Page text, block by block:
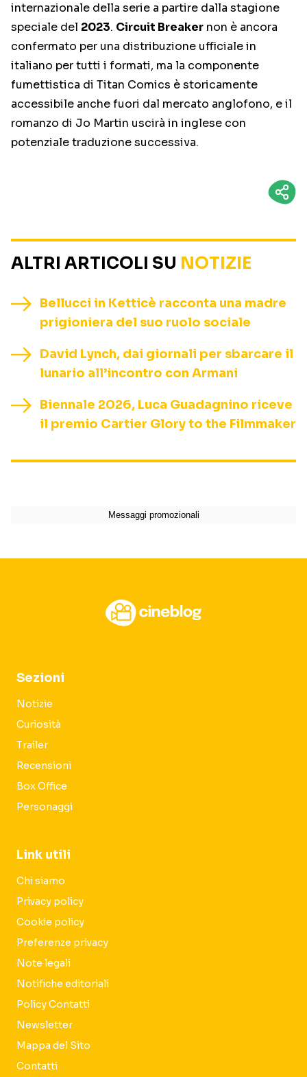
internazionale della serie a partire dalla stagione
speciale del 2023. Circuit Breaker non è ancora
confermato per una distribuzione ufficiale in
italiano per tutti i formati, ma la componente
fumettistica di Titan Comics è storicamente
accessibile anche fuori dal mercato anglofono, e il
romanzo di Jo Martin uscirà in inglese con
potenziale traduzione successiva.
ALTRI ARTICOLI SU NOTIZIE
Bellucci in Ketticè racconta una madre
prigioniera del suo ruolo sociale
David Lynch, dai giornali per sbarcare il
lunario all’incontro con Armani
Biennale 2026, Luca Guadagnino riceve
il premio Cartier Glory to the Filmmaker
Sezioni
Notizie
Curiosità
Trailer
Recensioni
Box Office
Personaggi
Link utili
Chi siamo
Privacy policy
Cookie policy
Preferenze privacy
Note legali
Notifiche editoriali
Policy Contatti
Newsletter
Mappa del Sito
Contatti